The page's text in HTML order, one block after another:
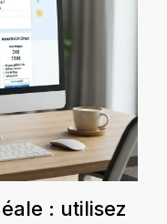
: utilisez